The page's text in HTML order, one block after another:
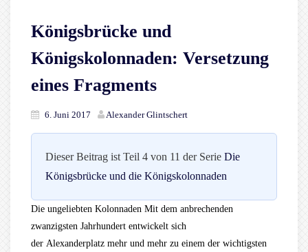
Königsbrücke und
Königskolonnaden: Versetzung
eines Fragments
6. Juni 2017 Alexander Glintschert
Dieser Beitrag ist Teil 4 von 11 der Serie Die
Königsbrücke und die Königskolonnaden
Die ungeliebten Kolonnaden Mit dem anbrechenden
zwanzigsten Jahrhundert entwickelt sich
der Alexanderplatz mehr und mehr zu einem der wichtigsten